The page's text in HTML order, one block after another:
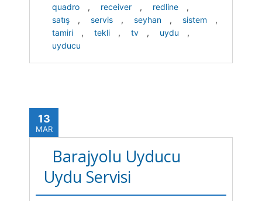
quadro
, receiver , redline
,
satış
, servis , seyhan , sistem
,
tamiri
, tekli , tv , uydu
,
uyducu
13
MAR
Barajyolu Uyducu
Uydu Servisi